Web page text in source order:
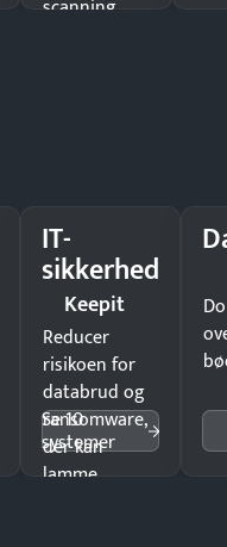
scanning
IT-
sikkerhed
Keepit
Reducer
risikoen for
databrud og
ransomware,
der kan
lamme
Se 10
systemer